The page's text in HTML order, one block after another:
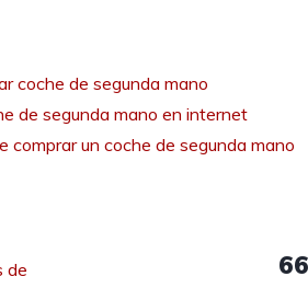
coche de segunda mano
de segunda mano en internet
comprar un coche de segunda mano
de